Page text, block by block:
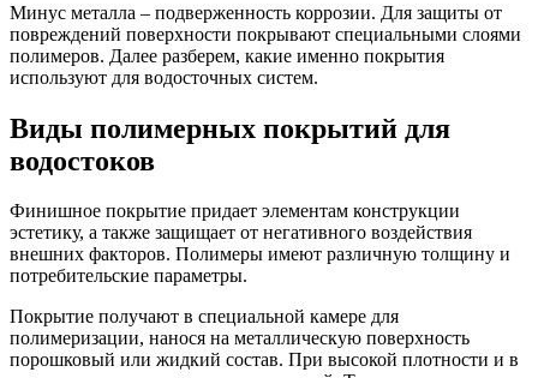
Минус металла – подверженность коррозии. Для защиты от
повреждений поверхности покрывают специальными слоями
полимеров. Далее разберем, какие именно покрытия
используют для водосточных систем.
Виды полимерных покрытий для
водостоков
Финишное покрытие придает элементам конструкции
эстетику, а также защищает от негативного воздействия
внешних факторов. Полимеры имеют различную толщину и
потребительские параметры.
Покрытие получают в специальной камере для
полимеризации, нанося на металлическую поверхность
порошковый или жидкий состав. При высокой плотности и в